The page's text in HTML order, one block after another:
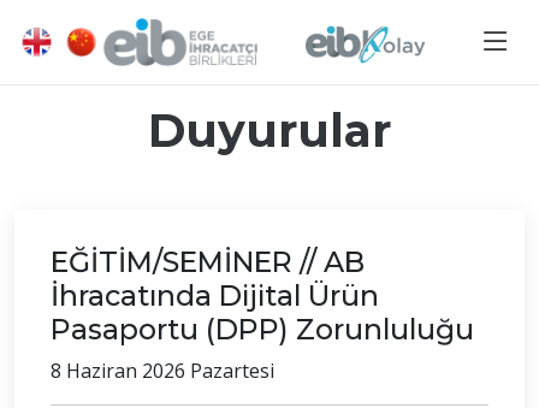
Duyurular
EĞİTİM/SEMİNER // AB
İhracatında Dijital Ürün
Pasaportu (DPP) Zorunluluğu
8 Haziran 2026 Pazartesi